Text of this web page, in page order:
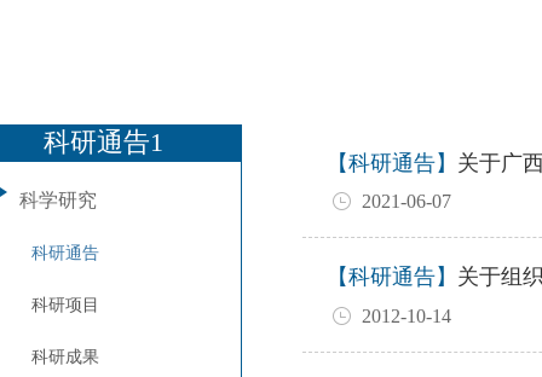
科研通告1
科学研究
科研通告
科研项目
科研成果
【科研通告】 关于广
2021-06-07
【科研通告】 关于组
2012-10-14